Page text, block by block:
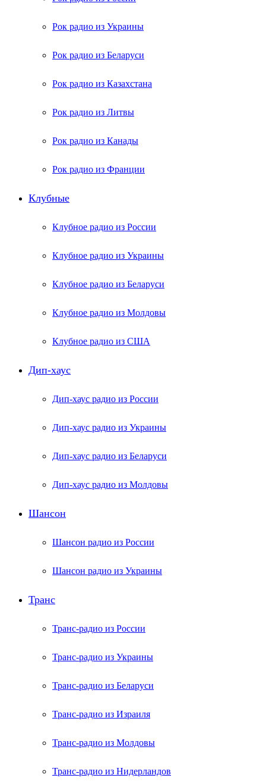
Рок радио из Украины
Рок радио из Беларуси
Рок радио из Казахстана
Рок радио из Литвы
Рок радио из Канады
Рок радио из Франции
Клубные
Клубное радио из России
Клубное радио из Украины
Клубное радио из Беларуси
Клубное радио из Молдовы
Клубное радио из США
Дип-хаус
Дип-хаус радио из России
Дип-хаус радио из Украины
Дип-хаус радио из Беларуси
Дип-хаус радио из Молдовы
Шансон
Шансон радио из России
Шансон радио из Украины
Транс
Транс-радио из России
Транс-радио из Украины
Транс-радио из Беларуси
Транс-радио из Израиля
Транс-радио из Молдовы
Транс-радио из Нидерландов